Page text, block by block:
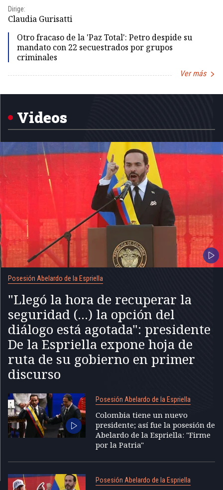
Dirige:
Claudia Gurisatti
Otro fracaso de la 'Paz Total': Petro despide su
mandato con 22 secuestrados por grupos
criminales
Ver más
1
Videos
Posesión Abelardo de la Espriella
"Llegó la hora de recuperar la
seguridad (...) la opción del
diálogo está agotada": presidente
De la Espriella expone hoja de
ruta de su gobierno en primer
discurso
Posesión Abelardo de la Espriella
Colombia tiene un nuevo
presidente; así fue la posesión de
Abelardo de la Espriella: "Firme
por la Patria"
Posesión Abelardo de la Espriella